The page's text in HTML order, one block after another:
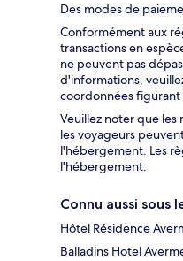
Des modes de
Conformément aux
transactions en
ne peuvent pas
d'informations,
coordonnées figurant
Veuillez noter que les
les voyageurs
l'hébergement. Les
l'hébergement.
Connu aussi sous
Hôtel Résidence
Balladins Hotel